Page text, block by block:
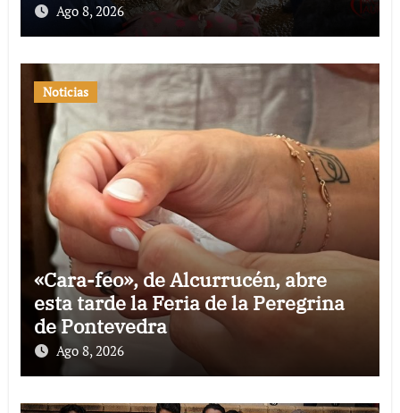
Ago 8, 2026
Noticias
«Cara-feo», de Alcurrucén, abre
esta tarde la Feria de la Peregrina
de Pontevedra
Ago 8, 2026